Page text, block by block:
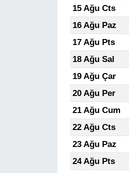
15 Ağu Cts
16 Ağu Paz
17 Ağu Pts
18 Ağu Sal
19 Ağu Çar
20 Ağu Per
21 Ağu Cum
22 Ağu Cts
23 Ağu Paz
24 Ağu Pts